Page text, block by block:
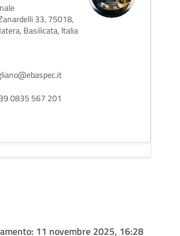
33, 75018,
Basilicata, Italia
0835 567 201
11 novembre 2025, 16:28